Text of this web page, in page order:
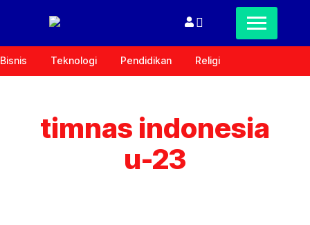
Bisnis Teknologi Pendidikan Religi
timnas indonesia
u-23